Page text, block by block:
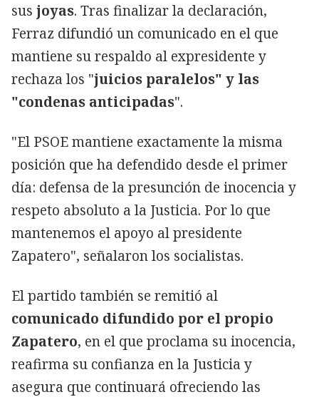
sus joyas. Tras finalizar la declaración,
Ferraz difundió un comunicado en el que
mantiene su respaldo al expresidente y
rechaza los "juicios paralelos" y las
"condenas anticipadas".
"El PSOE mantiene exactamente la misma
posición que ha defendido desde el primer
día: defensa de la presunción de inocencia y
respeto absoluto a la Justicia. Por lo que
mantenemos el apoyo al presidente
Zapatero", señalaron los socialistas.
El partido también se remitió al
comunicado difundido por el propio
Zapatero, en el que proclama su inocencia,
reafirma su confianza en la Justicia y
asegura que continuará ofreciendo las